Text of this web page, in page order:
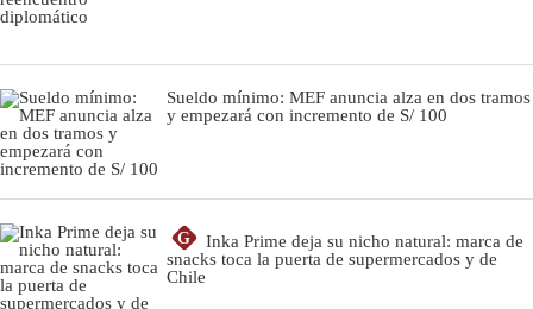
Sueldo mínimo: MEF anuncia alza en dos tramos
y empezará con incremento de S/ 100
G
Inka Prime deja su nicho natural: marca de
snacks toca la puerta de supermercados y de
Chile